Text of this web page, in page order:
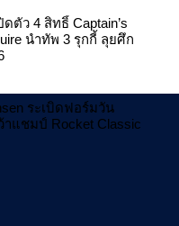
ดตัว 4 สิทธิ์ Captain’s
นำทัพ 3 รุกกี้ ลุยศึก
ระเบิดฟอร์มวัน
แชมป์ Rocket Classic